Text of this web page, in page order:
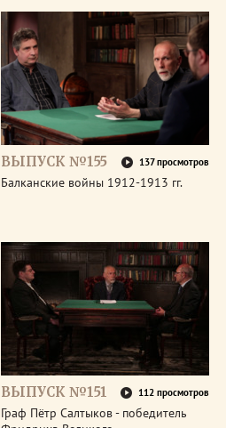
ВЫПУСК №155 137 просмотров
Балканские войны 1912-1913 гг.
ВЫПУСК №151 112 просмотров
Граф Пётр Салтыков - победитель